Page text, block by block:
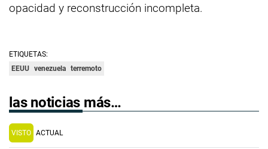
opacidad y reconstrucción incompleta.
ETIQUETAS:
EEUU venezuela terremoto
las noticias más…
VISTO ACTUAL